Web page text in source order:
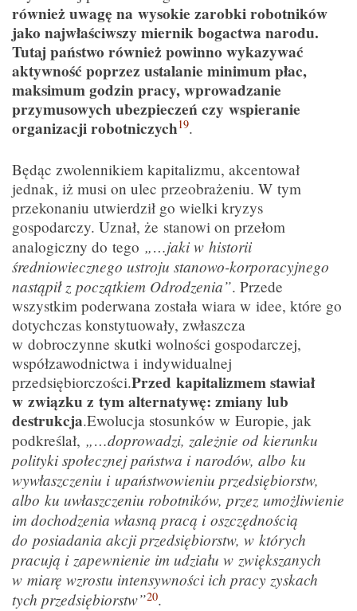
również uwagę na wysokie zarobki robotników
jako najwłaściwszy miernik bogactwa narodu.
Tutaj państwo również powinno wykazywać
aktywność poprzez ustalanie minimum płac,
maksimum godzin pracy, wprowadzanie
przymusowych ubezpieczeń czy wspieranie
organizacji robotniczych19.
Będąc zwolennikiem kapitalizmu, akcentował
jednak, iż musi on ulec przeobrażeniu. W tym
przekonaniu utwierdził go wielki kryzys
gospodarczy. Uznał, że stanowi on przełom
analogiczny do tego „…jaki w historii
średniowiecznego ustroju stanowo-korporacyjnego
nastąpił z początkiem Odrodzenia”. Przede
wszystkim poderwana została wiara w idee, które go
dotychczas konstytuowały, zwłaszcza
w dobroczynne skutki wolności gospodarczej,
współzawodnictwa i indywidualnej
przedsiębiorczości.Przed kapitalizmem stawiał
w związku z tym alternatywę: zmiany lub
destrukcja.Ewolucja stosunków w Europie, jak
podkreślał, „…doprowadzi, zależnie od kierunku
polityki społecznej państwa i narodów, albo ku
wywłaszczeniu i upaństwowieniu przedsiębiorstw,
albo ku uwłaszczeniu robotników, przez umożliwienie
im dochodzenia własną pracą i oszczędnością
do posiadania akcji przedsiębiorstw, w których
pracują i zapewnienie im udziału w zwiększanych
w miarę wzrostu intensywności ich pracy zyskach
tych przedsiębiorstw”20.